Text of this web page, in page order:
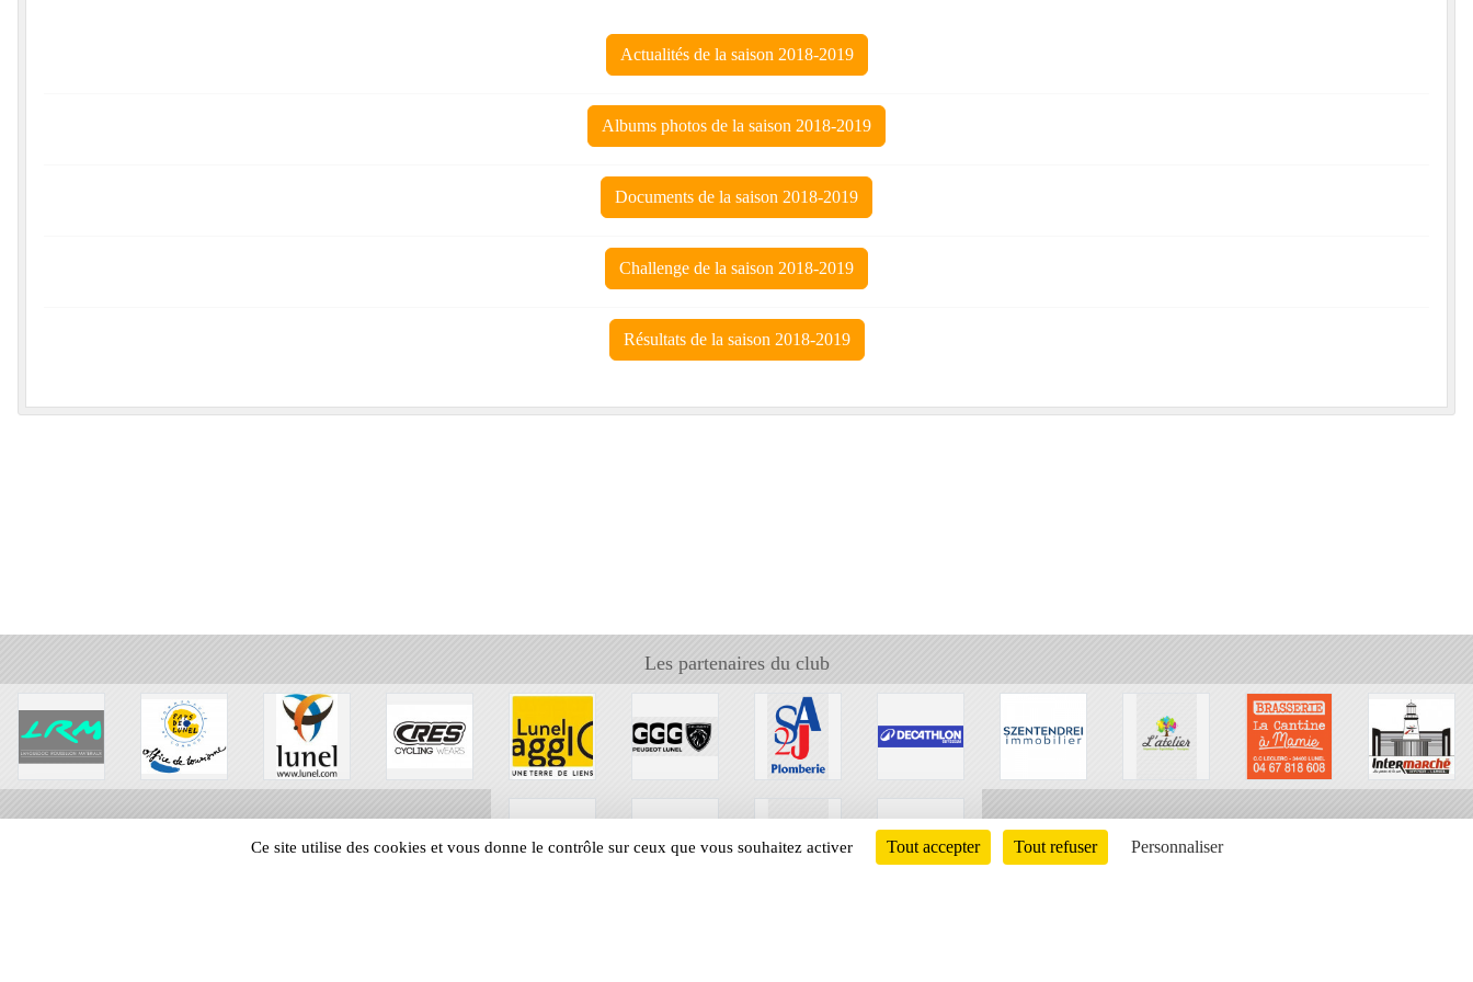
Actualités de la saison 2018-2019
Albums photos de la saison 2018-2019
Documents de la saison 2018-2019
Challenge de la saison 2018-2019
Résultats de la saison 2018-2019
Les partenaires du club
Ce site utilise des cookies et vous donne le contrôle sur ceux que vous souhaitez activer Tout accepter Tout refuser Personnaliser